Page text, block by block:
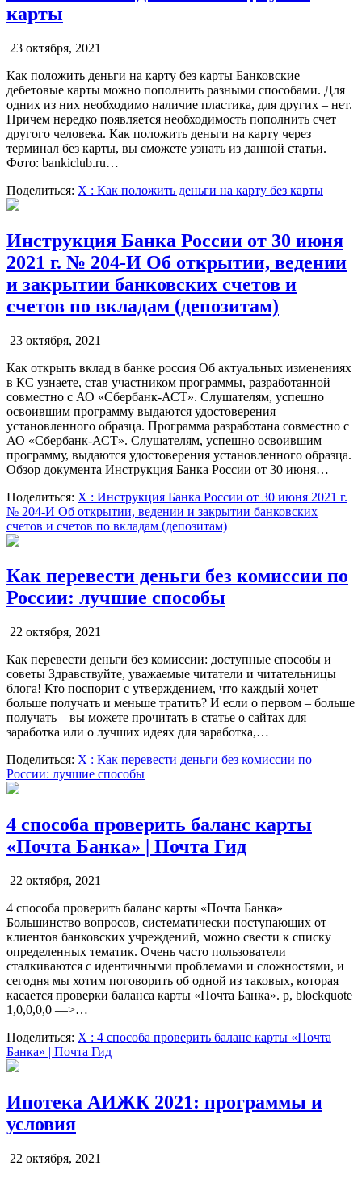
карты
23 октября, 2021
Как положить деньги на карту без карты Банковские
дебетовые карты можно пополнить разными способами. Для
одних из них необходимо наличие пластика, для других – нет.
Причем нередко появляется необходимость пополнить счет
другого человека. Как положить деньги на карту через
терминал без карты, вы сможете узнать из данной статьи.
Фото: bankiclub.ru…
Поделиться: X : Как положить деньги на карту без карты
Инструкция Банка России от 30 июня
2021 г. № 204-И Об открытии, ведении
и закрытии банковских счетов и
счетов по вкладам (депозитам)
23 октября, 2021
Как открыть вклад в банке россия Об актуальных изменениях
в КС узнаете, став участником программы, разработанной
совместно с АО «Сбербанк-АСТ». Слушателям, успешно
освоившим программу выдаются удостоверения
установленного образца. Программа разработана совместно с
АО «Сбербанк-АСТ». Слушателям, успешно освоившим
программу, выдаются удостоверения установленного образца.
Обзор документа Инструкция Банка России от 30 июня…
Поделиться: X : Инструкция Банка России от 30 июня 2021 г.
№ 204-И Об открытии, ведении и закрытии банковских
счетов и счетов по вкладам (депозитам)
Как перевести деньги без комиссии по
России: лучшие способы
22 октября, 2021
Как перевести деньги без комиссии: доступные способы и
советы Здравствуйте, уважаемые читатели и читательницы
блога! Кто поспорит с утверждением, что каждый хочет
больше получать и меньше тратить? И если о первом – больше
получать – вы можете прочитать в статье о сайтах для
заработка или о лучших идеях для заработка,…
Поделиться: X : Как перевести деньги без комиссии по
России: лучшие способы
4 способа проверить баланс карты
«Почта Банка» | Почта Гид
22 октября, 2021
4 способа проверить баланс карты «Почта Банка»
Большинство вопросов, систематически поступающих от
клиентов банковских учреждений, можно свести к списку
определенных тематик. Очень часто пользователи
сталкиваются с идентичными проблемами и сложностями, и
сегодня мы хотим поговорить об одной из таковых, которая
касается проверки баланса карты «Почта Банка». p, blockquote
1,0,0,0,0 —>…
Поделиться: X : 4 способа проверить баланс карты «Почта
Банка» | Почта Гид
Ипотека АИЖК 2021: программы и
условия
22 октября, 2021